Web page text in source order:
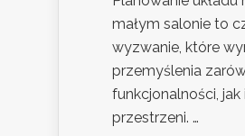
małym salonie to
wyzwanie, które
przemyślenia
funkcjonalności, jak
przestrzeni. …